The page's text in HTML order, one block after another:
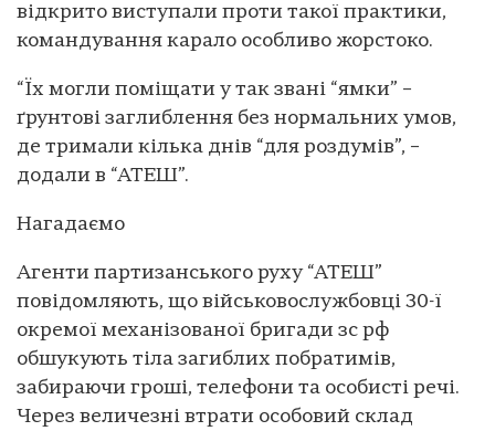
відкрито виступали проти такої практики,
командування карало особливо жорстоко.
“Їх могли поміщати у так звані “ямки” –
ґрунтові заглиблення без нормальних умов,
де тримали кілька днів “для роздумів”, –
додали в “АТЕШ”.
Нагадаємо
Агенти партизанського руху “АТЕШ”
повідомляють, що військовослужбовці 30-ї
окремої механізованої бригади зс рф
обшукують тіла загиблих побратимів,
забираючи гроші, телефони та особисті речі.
Через величезні втрати особовий склад